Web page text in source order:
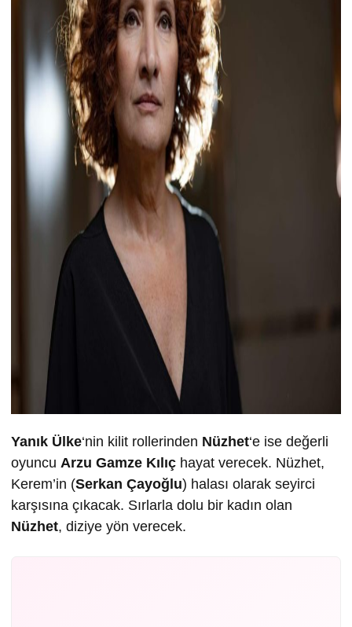
Yanık Ülke‘nin kilit rollerinden Nüzhet‘e ise değerli
oyuncu Arzu Gamze Kılıç hayat verecek. Nüzhet,
Kerem’in (Serkan Çayoğlu) halası olarak seyirci
karşısına çıkacak. Sırlarla dolu bir kadın olan
Nüzhet, diziye yön verecek.